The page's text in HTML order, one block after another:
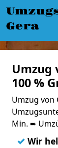
Gera
Umzug
100 %
Umzug von
Min. ➨
✓ Wir